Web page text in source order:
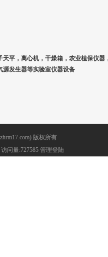
天平，离心机，干燥箱，农业植保仪器
源发生器等实验室仪器设备
版权所有
访问量:727585 管理登陆